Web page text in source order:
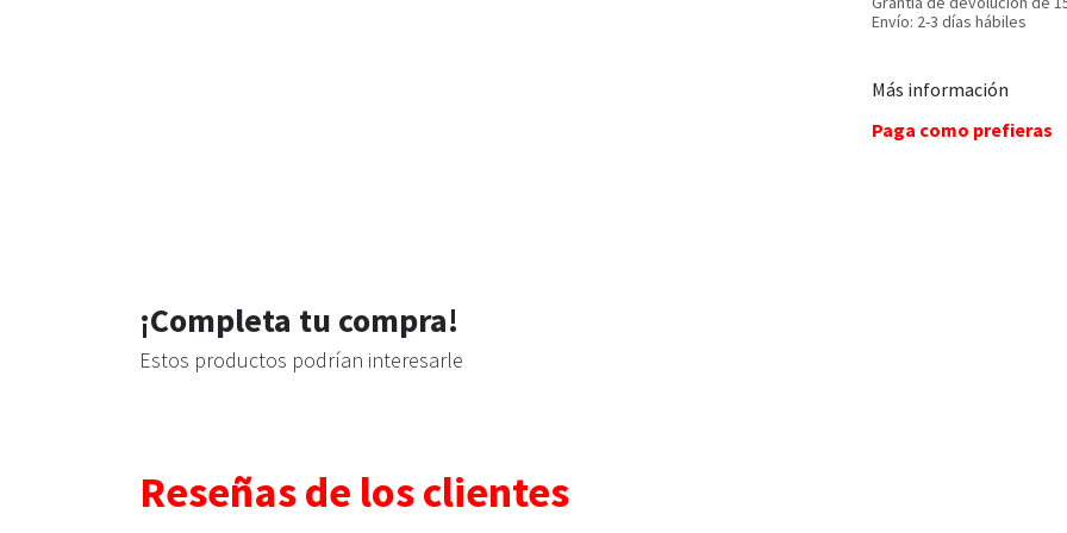
Envío: 2-3 días hábiles
Más información
Paga como prefieras
¡Completa tu compra!
Estos productos podrían interesarle
Reseñas de los clientes